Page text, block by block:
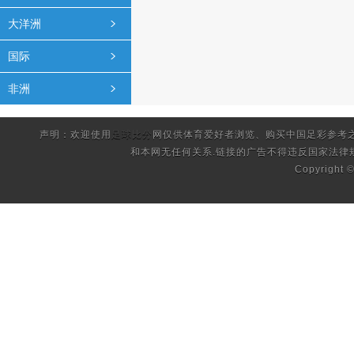
大洋洲
国际
非洲
声明：欢迎使用 足球比分 网仅供体育爱好者浏览、购买中国足彩参
和本网无任何关系.链接的广告不得违反国家法律
Copyright